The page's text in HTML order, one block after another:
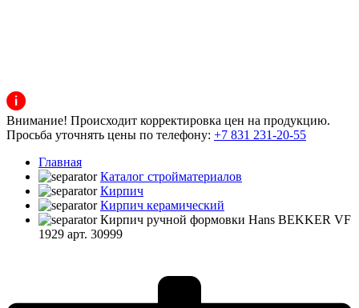
Внимание! Происходит корректировка цен на продукцию.
Просьба уточнять цены по телефону: +7 831 231-20-55
Главная
Каталог стройматериалов
Кирпич
Кирпич керамический
Кирпич ручной формовки Hans BEKKER VF
1929 арт. 30999